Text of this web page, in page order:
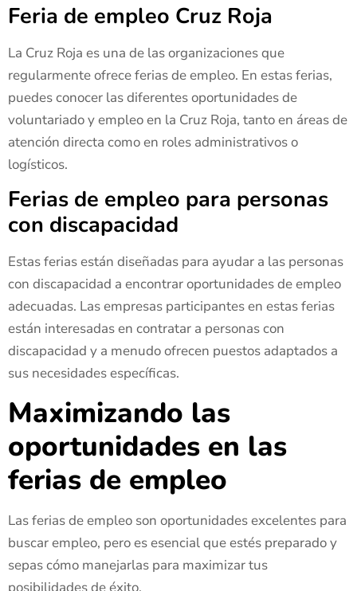
Feria de empleo Cruz Roja
La Cruz Roja es una de las organizaciones que
regularmente ofrece ferias de empleo. En estas ferias,
puedes conocer las diferentes oportunidades de
voluntariado y empleo en la Cruz Roja, tanto en áreas de
atención directa como en roles administrativos o
logísticos.
Ferias de empleo para personas
con discapacidad
Estas ferias están diseñadas para ayudar a las personas
con discapacidad a encontrar oportunidades de empleo
adecuadas. Las empresas participantes en estas ferias
están interesadas en contratar a personas con
discapacidad y a menudo ofrecen puestos adaptados a
sus necesidades específicas.
Maximizando las
oportunidades en las
ferias de empleo
Las ferias de empleo son oportunidades excelentes para
buscar empleo, pero es esencial que estés preparado y
sepas cómo manejarlas para maximizar tus
posibilidades de éxito.